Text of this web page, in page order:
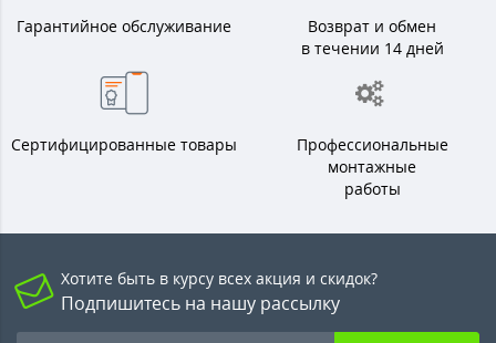
Гарантийное обслуживание
Возврат и обмен
в течении 14 дней
Сертифицированные товары
Профессиональные
монтажные
работы
Хотите быть в курсу всех акция и скидок?
Подпишитесь на нашу рассылку